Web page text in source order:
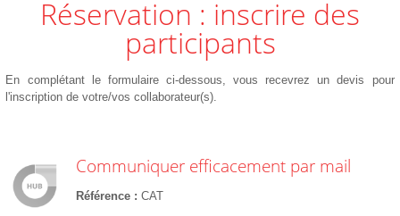
Réservation : inscrire des
participants
En complétant le formulaire ci-dessous, vous recevrez un devis pour
l'inscription de votre/vos collaborateur(s).
Communiquer efficacement par mail
Référence CAT